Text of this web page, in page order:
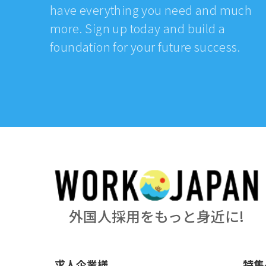
have everything you need and much
more. Sign up today and build a
foundation for your future success.
外国人採用をもっと身近に!